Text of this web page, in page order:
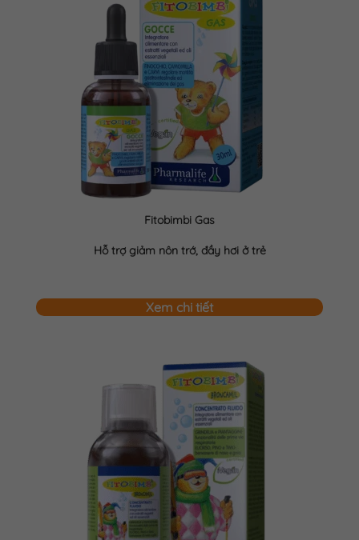
Fitobimbi Gas
Hỗ trợ giảm nôn trớ, đầy hơi ở trẻ
Xem chi tiết